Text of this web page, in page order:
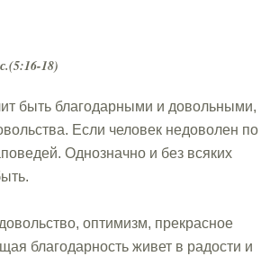
18)
быть благодарными и довольными,
Если человек недоволен по
Однозначно и без всяких
оптимизм, прекрасное
благодарность живет в радости и